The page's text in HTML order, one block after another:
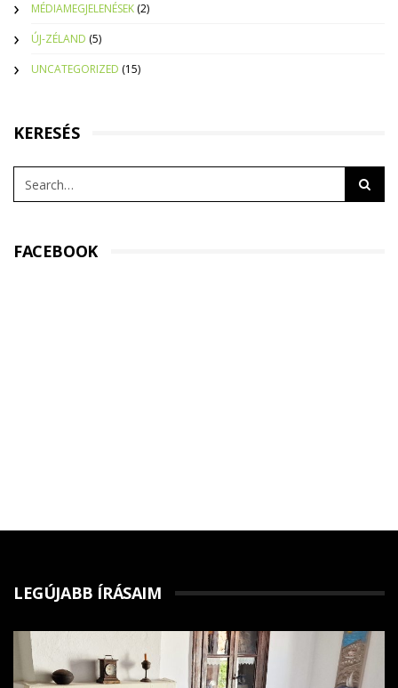
MÉDIAMEGJELENÉSEK (2)
ÚJ-ZÉLAND (5)
UNCATEGORIZED (15)
KERESÉS
FACEBOOK
LEGÚJABB ÍRÁSAIM